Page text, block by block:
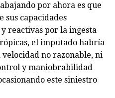
por ahora es que
sus capacidades
reactivas por la ingesta
el imputado habría
velocidad no razonable, ni
y maniobrabilidad
este siniestro